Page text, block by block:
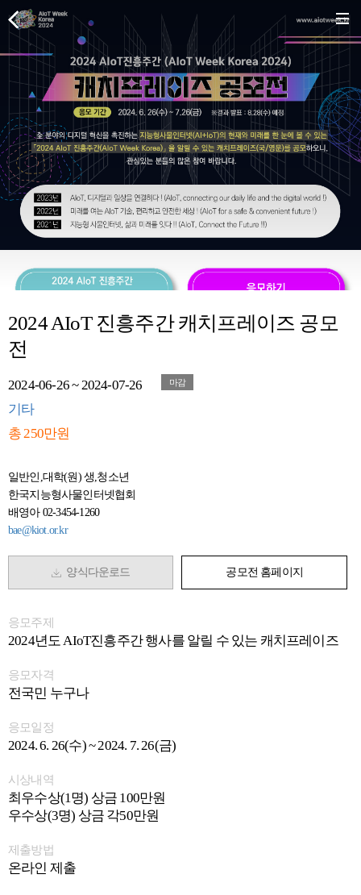
2024 AIoT 진흥주간 캐치프레이즈 공모
전
2024-06-26 ~ 2024-07-26 마감
기타
총 250만원
일반인,대학(원) 생,청소년
한국지능형사물인터넷협회
배영아 02-3454-1260
bae@kiot.or.kr
양식다운로드 공모전 홈페이지
응모주제
2024년도 AIoT진흥주간 행사를 알릴 수 있는 캐치프레이즈
응모자격
전국민 누구나
응모일정
2024. 6. 26(수) ~ 2024. 7. 26(금)
시상내역
최우수상(1명) 상금 100만원
우수상(3명) 상금 각50만원
제출방법
온라인 제출